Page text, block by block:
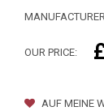
OUR PRICE:
AUF MEINE